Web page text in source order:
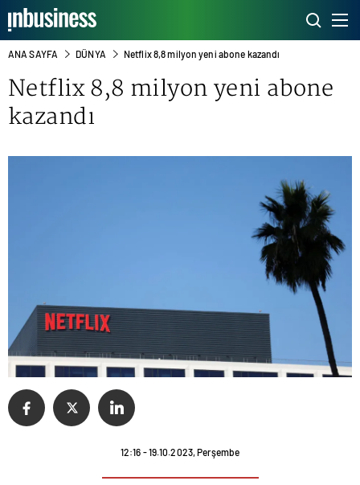
ANA SAYFA DÜNYA Netflix 8,8 milyon yeni abone kazandı
Netflix8,8 milyon yeni abone
kazandı
12:16 - 19.10.2023, Perşembe